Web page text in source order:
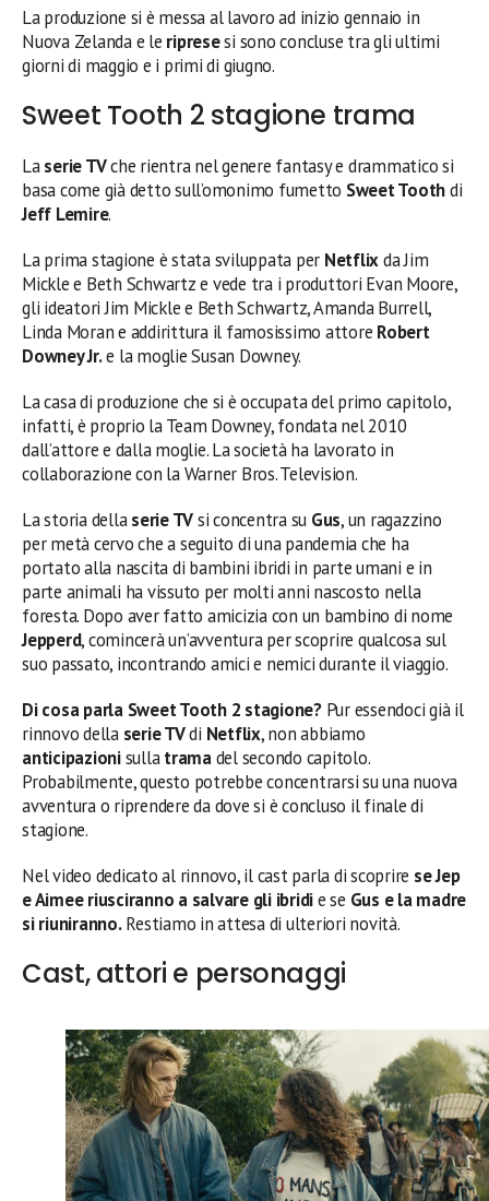
La produzione si è messa al lavoro ad inizio gennaio in
Nuova Zelanda e le ripresesi sono concluse tra gli ultimi
giorni di maggio e i primi di giugno.
Sweet Tooth 2 stagione trama
Laserie TVche rientra nel genere fantasy e drammatico si
basa come già detto sull’omonimo fumetto Sweet Toothdi
Jeff Lemire.
La prima stagione è stata sviluppata per Netflixda Jim
Mickle e Beth Schwartz e vede tra i produttori Evan Moore,
gli ideatori Jim Mickle e Beth Schwartz, Amanda Burrell,
Linda Moran e addirittura il famosissimo attore Robert
Downey Jr.e la moglie Susan Downey.
La casa di produzione che si è occupata del primo capitolo,
infatti, è proprio la Team Downey, fondata nel 2010
dall’attore e dalla moglie. La società ha lavorato in
collaborazione con la Warner Bros. Television.
La storia dellaserie TVsi concentra su Gus, un ragazzino
per metà cervo che a seguito di una pandemia che ha
portato alla nascita di bambini ibridi in parte umani e in
parte animali ha vissuto per molti anni nascosto nella
foresta. Dopo aver fatto amicizia con un bambino di nome
Jepperd, comincerà un’avventura per scoprire qualcosa sul
suo passato, incontrando amici e nemici durante il viaggio.
Di cosa parla Sweet Tooth 2 stagione?Pur essendoci già il
rinnovo della serie TVdi Netflix, non abbiamo
anticipazionisullatramadel secondo capitolo.
Probabilmente, questo potrebbe concentrarsi su una nuova
avventura o riprendere da dove si è concluso il finale di
stagione.
Nel video dedicato al rinnovo, il cast parla di scoprire se Jep
e Aimee riusciranno a salvare gli ibridie se Gus e la madre
si riuniranno.Restiamo in attesa di ulteriori novità.
Cast, attori e personaggi